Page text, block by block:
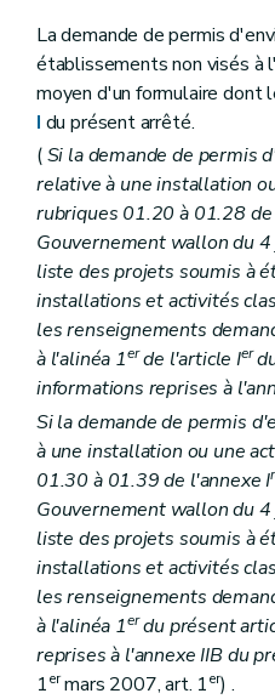
La demande de permis
établissements non visés à
moyen d'un formulaire dont
I du présent arrêté.
(Si la demande de permis
relative à une installation
rubriques 01.20 à 01.28 de
Gouvernement wallon du
liste des projets soumis à
installations et activités
les renseignements
à l'alinéa 1erde l'article Ier
informations reprises à
Si la demande de permis
à une installation ou une
01.30 à 01.39 de l'annexe I
Gouvernement wallon du
liste des projets soumis à
installations et activités
les renseignements
à l'alinéa 1erdu présent
reprises à l'annexe IIB du
1ermars 2007, art. 1er) .